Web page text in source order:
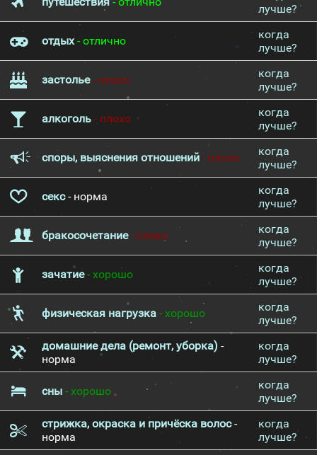
лучше?
отдых- отлично
когда
лучше?
застолье- плохо
когда
лучше?
алкоголь - плохо
когда
лучше?
споры, выяснения отношений - плохо
когда
лучше?
секс- норма
когда
лучше?
бракосочетание- плохо
когда
лучше?
зачатие- хорошо
когда
лучше?
физическая нагрузка - хорошо
когда
лучше?
домашние дела (ремонт, уборка) -
норма
когда
лучше?
сны - хорошо
когда
лучше?
стрижка, окраска и причёска волос-
норма
когда
лучше?